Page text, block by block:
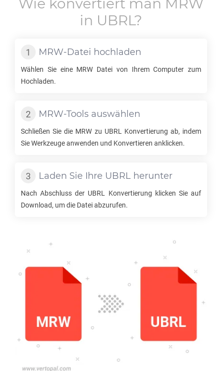
Wie konvertiert man MRW
in UBRL?
MRW-Datei hochladen
Wählen Sie eine MRW Datei von Ihrem Computer zum
Hochladen.
MRW-Tools auswählen
Schließen Sie die MRW zu UBRL
Konvertierung ab, indem
Sie Werkzeuge anwenden und Konvertieren anklicken.
Laden Sie Ihre UBRL herunter
Nach Abschluss der UBRL
Konvertierung klicken Sie auf
Download, um die Datei abzurufen.